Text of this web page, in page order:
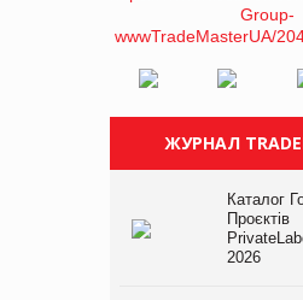
ЖУРНАЛ
Каталог
Проєктів
2026